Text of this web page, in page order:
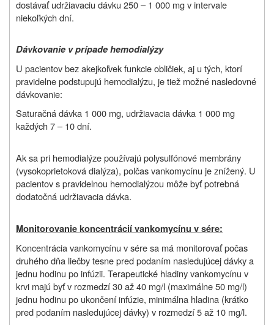
dostávať udržiavaciu dávku 250 – 1 000 mg v intervale
niekoľkých dní.
Dávkovanie v prípade hemodialýzy
U pacientov bez akejkoľvek funkcie obličiek, aj u tých, ktorí
pravidelne podstupujú hemodialýzu, je tiež možné nasledovné
dávkovanie:
Saturačná dávka 1 000 mg, udržiavacia dávka 1 000 mg
každých 7 – 10 dní.
Ak sa pri hemodialýze používajú polysulfónové membrány
(vysokoprietoková dialýza), polčas vankomycínu je znížený. U
pacientov s pravidelnou hemodialýzou môže byť potrebná
dodatočná udržiavacia dávka.
Monitorovanie koncentrácií vankomycínu v sére:
Koncentrácia vankomycínu v sére sa má monitorovať počas
druhého dňa liečby tesne pred podaním nasledujúcej dávky a
jednu hodinu po infúzii. Terapeutické hladiny vankomycínu v
krvi majú byť v rozmedzí 30 až 40 mg/l (maximálne 50 mg/l)
jednu hodinu po ukončení infúzie, minimálna hladina (krátko
pred podaním nasledujúcej dávky) v rozmedzí 5 až 10 mg/l.